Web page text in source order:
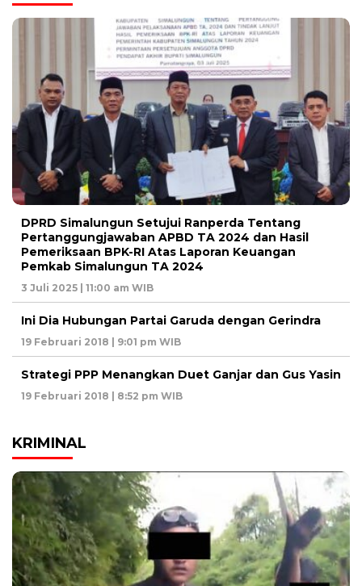
DPRD Simalungun Setujui Ranperda Tentang
Pertanggungjawaban APBD TA 2024 dan Hasil
Pemeriksaan BPK-RI Atas Laporan Keuangan
Pemkab Simalungun TA 2024
3 Juli 2025 | 11:00 am WIB
Ini Dia Hubungan Partai Garuda dengan Gerindra
19 Februari 2018 | 9:01 pm WIB
Strategi PPP Menangkan Duet Ganjar dan Gus Yasin
19 Februari 2018 | 8:52 pm WIB
KRIMINAL